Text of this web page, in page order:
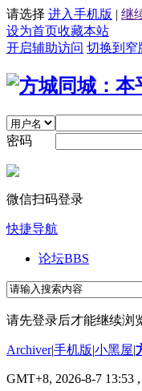
请选择 进入手机版 | 继
设为首页收藏本站
开启辅助访问 切换到窄
密码
微信扫码登录
快捷导航
论坛BBS
请先登录后才能继续浏
Archiver|手机版|小黑屋|
GMT+8, 2026-8-7 13:53